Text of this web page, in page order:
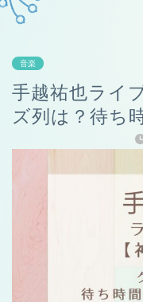
音楽
手越祐也ライ
ズ列は？待ち